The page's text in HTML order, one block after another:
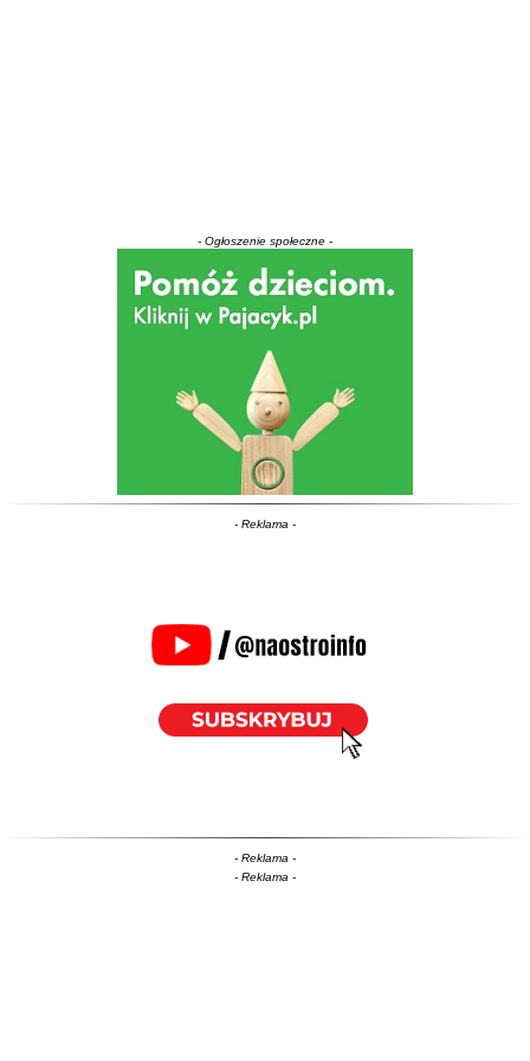
- Ogłoszenie społeczne -
- Reklama -
- Reklama -
- Reklama -